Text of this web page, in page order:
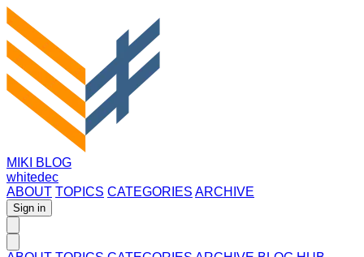
MIKI BLOG
whitedec
ABOUT TOPICS CATEGORIES ARCHIVE
Sign in